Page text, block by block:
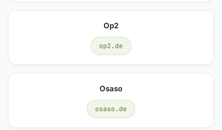
Op2
op2.de
Osaso
osaso.de